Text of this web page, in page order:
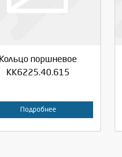
Кольцо поршневое
КК6225.40.615
Подробнее